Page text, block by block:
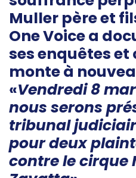
Muller père et
One Voice a
ses enquêtes et
monte à
«Vendredi 8
nous serons
tribunal
pour deux
contre le cirque